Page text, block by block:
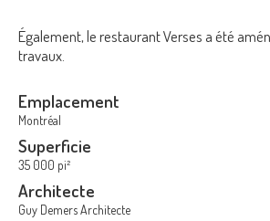
Également, le restaurant Verses a été
travaux.
Emplacement
Montréal
Superficie
35 000 pi²
Architecte
Guy Demers Architecte